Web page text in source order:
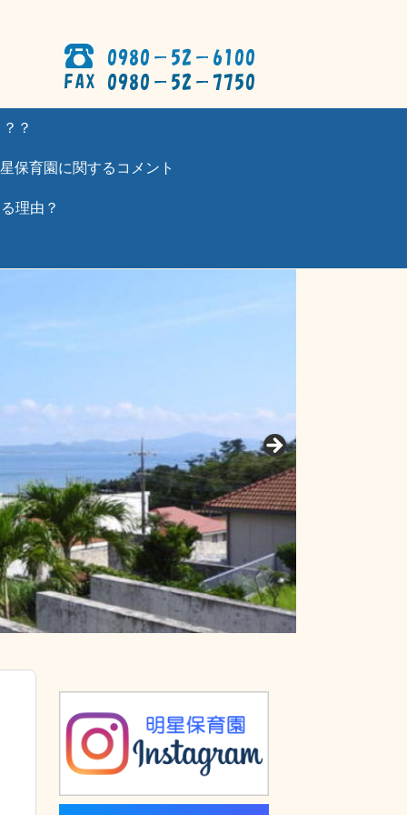
？
保育園に関するコメント
理由？